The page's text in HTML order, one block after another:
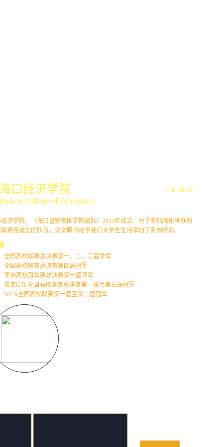
口经济学院
Gollege of Economics
济学院、（海口皇家帝国学院战队）2013年成立、为了参加腾讯举办的
赛而成立的队伍。谢谢腾讯给予我们大学生生活添加了新的特彩。
全国高校联赛总决赛第一、二、三届季军
全国高校联赛总决赛第四届冠军
亚洲高校冠军赛总决赛第一届亚军
技嘉GTL全国高校联赛总决赛第一届至第三届冠军
WCA全国高校联赛第一届至第二届冠军
Introduce